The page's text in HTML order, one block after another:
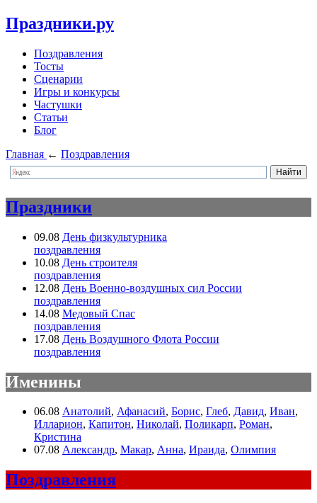
Праздники.ру
Поздравления
Тосты
Сценарии
Игры и конкурсы
Частушки
Статьи
Блог
Главная ← Поздравления
Праздники
09.08 День физкультурника
поздравления
10.08 День строителя
поздравления
12.08 День Военно-воздушных сил России
поздравления
14.08 Медовый Спас
поздравления
17.08 День Воздушного Флота России
поздравления
Именины
06.08 Анатолий, Афанасий, Борис, Глеб, Давид, Иван,
Илларион, Капитон, Николай, Поликарп, Роман,
Кристина
07.08 Александр, Макар, Анна, Ираида, Олимпия
Поздравления